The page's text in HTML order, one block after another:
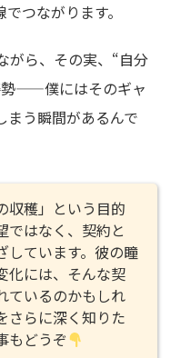
つながります。
がら、その実、“自分
勢——僕にはそのギャ
まう瞬間があるんで
収穫」という目的
ではなく、契約と
しています。彼の瞳
化には、そんな契
ているのかもしれ
さらに深く知りた
もどうぞ